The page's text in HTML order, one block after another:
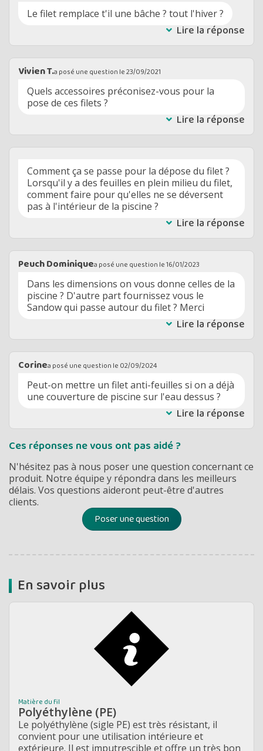
Le filet remplace t'il une bâche ? tout l'hiver ?
Lire la réponse
Vivien T.a posé une question le23/09/2021
Quels accessoires préconisez-vous pour la
pose de ces filets ?
Lire la réponse
Comment ça se passe pour la dépose du filet ?
Lorsqu'il y a des feuilles en plein milieu du filet,
comment faire pour qu'elles ne se déversent
pas à l'intérieur de la piscine ?
Lire la réponse
Peuch Dominiquea posé une question le16/01/2023
Dans les dimensions on vous donne celles de la
piscine ? D'autre part fournissez vous le
Sandow qui passe autour du filet ? Merci
Lire la réponse
Corinea posé une question le 02/09/2024
Peut-on mettre un filet anti-feuilles si on a déjà
une couverture de piscine sur l'eau dessus ?
Lire la réponse
Ces réponses ne vous ont pas aidé ?
N'hésitez pas à nous poser une question concernant ce
produit. Notre équipe y répondra dans les meilleurs
délais. Vos questions aideront peut-être d'autres
clients.
Poser une question
En savoir plus
Matière du fil
Polyéthylène (PE)
Le polyéthylène (sigle PE) est très résistant, il
convient pour une utilisation intérieure et
extérieure. Il est imputrescible et offre un très bon